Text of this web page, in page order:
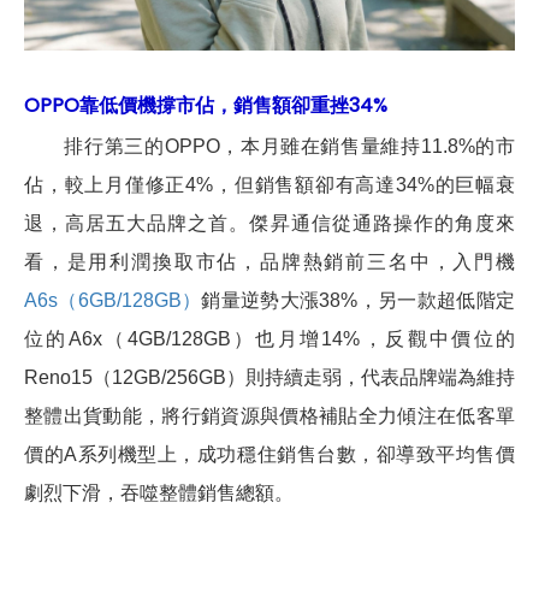
OPPO靠低價機撐市佔，銷售額卻重挫34%
排行第三的OPPO，本月雖在銷售量維持11.8%的市
佔，較上月僅修正4%，但銷售額卻有高達34%的巨幅衰
退，高居五大品牌之首。傑昇通信從通路操作的角度來
看，是用利潤換取市佔，品牌熱銷前三名中，入門機
A6s（6GB/128GB）銷量逆勢大漲38%，另一款超低階定
位的A6x（4GB/128GB）也月增14%，反觀中價位的
Reno15（12GB/256GB）則持續走弱，代表品牌端為維持
整體出貨動能，將行銷資源與價格補貼全力傾注在低客單
價的A系列機型上，成功穩住銷售台數，卻導致平均售價
劇烈下滑，吞噬整體銷售總額。